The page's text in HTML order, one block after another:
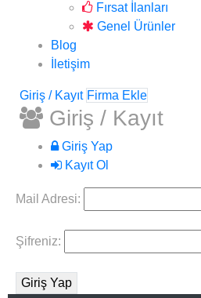
Fırsat İlanları
Genel Ürünler
Blog
İletişim
Giriş / Kayıt Firma Ekle
Giriş / Kayıt
Giriş Yap
Kayıt Ol
Mail Adresi:
Şifreniz: